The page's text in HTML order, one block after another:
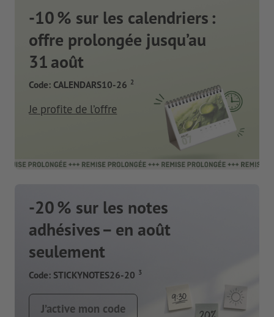
-10 % sur les calendriers :
offre prolongée jusqu’au
31 août
Code: CALENDARS10-26 2
Je profite de l’offre
-20 % sur les notes
adhésives – en août
seulement
Code: STICKYNOTES26-20 3
J’active mon code